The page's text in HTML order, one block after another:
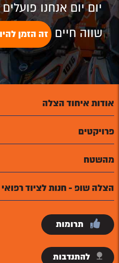
יום יום אנחנו
שווה חיים זה הזמן
אודות איחוד הצלה
פרויקטים
מהשטח
הצלה שופ - חנות לציוד רפואי
תרומות
להתנדבות